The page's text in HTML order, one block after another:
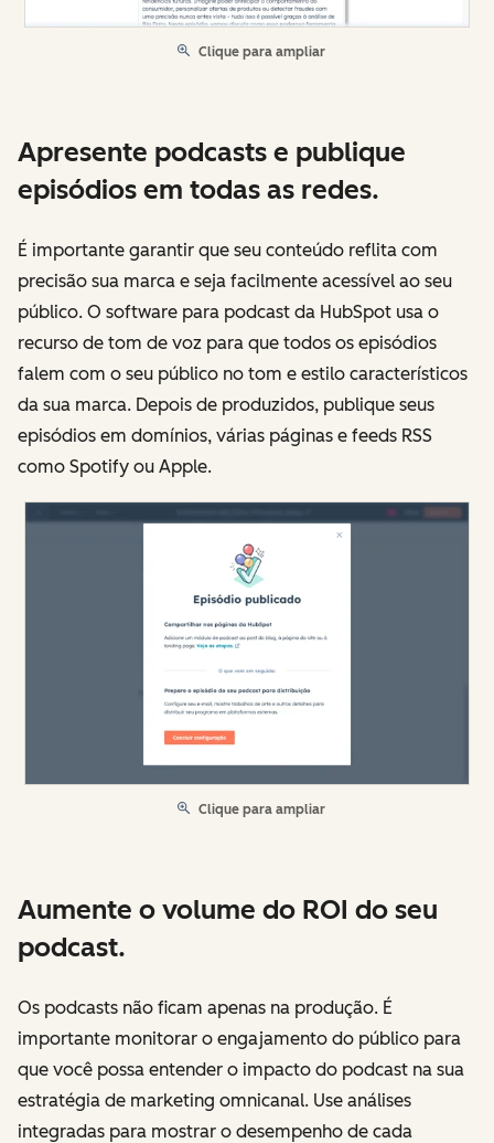
Clique para ampliar
Apresente podcasts e publique
episódios em todas as redes.
É importante garantir que seu conteúdo reflita com
precisão sua marca e seja facilmente acessível ao seu
público. O software para podcast da HubSpot usa o
recurso de tom de voz para que todos os episódios
falem com o seu público no tom e estilo característicos
da sua marca. Depois de produzidos, publique seus
episódios em domínios, várias páginas e feeds RSS
como Spotify ou Apple.
Clique para ampliar
Aumente o volume do ROI do seu
podcast.
Os podcasts não ficam apenas na produção. É
importante monitorar o engajamento do público para
que você possa entender o impacto do podcast na sua
estratégia de marketing omnicanal. Use análises
integradas para mostrar o desempenho de cada